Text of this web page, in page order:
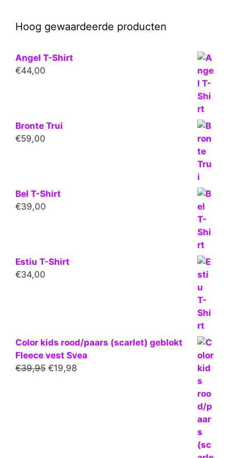
Hoog gewaardeerde producten
Angel T-Shirt
€44,00
Bronte Trui
€59,00
Bel T-Shirt
€39,00
Estiu T-Shirt
€34,00
Color kids rood/paars (scarlet) geblokt
Fleece vest Svea
€39,95 Oorspronkelijke
€19,98Huidige